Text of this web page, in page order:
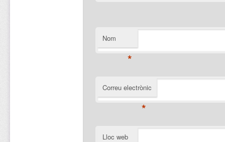
Nom
*
Correu electrònic
*
Lloc web